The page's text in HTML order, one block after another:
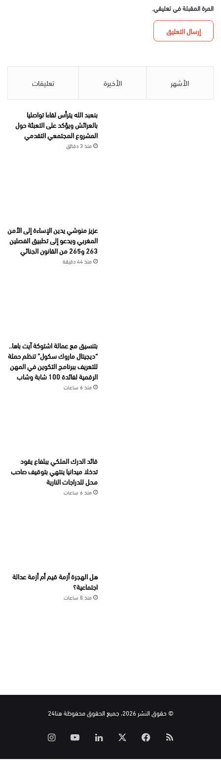
المرة المقبلة في تعليقي.
الأشهر الأخيرة تعليقات
بنعبد الله يترأس لقاءا تواصليا
بالعرائش ويؤكد على التعبئة حول
المشروع المجتمعي التقدمي
منذ 3 دقائق
عزيز منوشي يدين الإساءة إلى الأمن
المغربي ويدعو إلى تطبيق الفصلين
263 و265 من القانون الجنائي
منذ 44 دقيقة
بتنسيق مع عمالة اشتوكة آيت باها..
“ديجيتال ماروك سكول” تنظم حملة
للتعريف ببرنامج التكوين في المهن
الرقمية لفائدة 100 شابة وشاب
منذ 6 ساعات
قائد الدرك الملكي ببلفاع يقود
تدخلا ميدانيا ينتهي بتوقيف صاحب
محل للدراجات النارية
منذ 6 ساعات
هل الهجرة أزمة قيم أم أزمة عدالة
اجتماعية؟
منذ 8 ساعات
© حقوق النشر 2026، جميع الحقوق محفوظة هنا24
ملخص
فيسبوك لينكدإن ‫YouTube